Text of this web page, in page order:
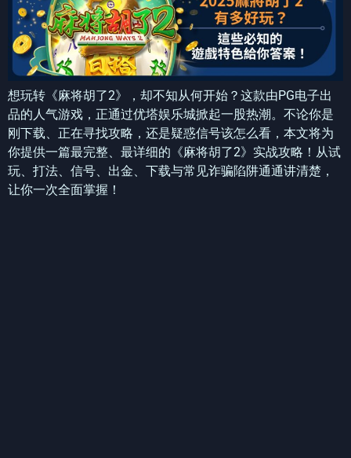
想玩转《麻将胡了2》，却不知从何开始？这款由PG电子出
品的人气游戏，正通过优塔娱乐城掀起一股热潮。不论你是
刚下载、正在寻找攻略，还是疑惑信号该怎么看，本文将为
你提供一篇最完整、最详细的《麻将胡了2》实战攻略！从试
玩、打法、信号、出金、下载与常见诈骗陷阱通通讲清楚，
让你一次全面掌握！